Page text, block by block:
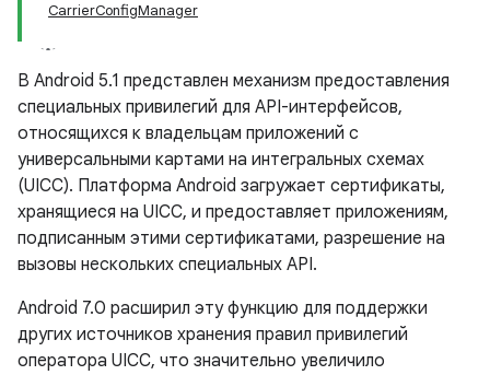
CarrierConfigManager
В Android 5.1 представлен механизм предоставления
специальных привилегий для API-интерфейсов,
относящихся к владельцам приложений с
универсальными картами на интегральных схемах
(UICC). Платформа Android загружает сертификаты,
хранящиеся на UICC, и предоставляет приложениям,
подписанным этими сертификатами, разрешение на
вызовы нескольких специальных API.
Android 7.0 расширил эту функцию для поддержки
других источников хранения правил привилегий
оператора UICC, что значительно увеличило